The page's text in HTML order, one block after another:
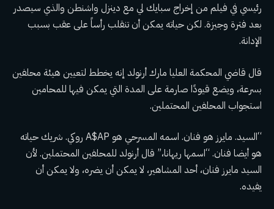
رئيسي في فيلم من إخراج سبايك لي مع دينزل واشنطن والذي سيصدر
بعد فترة وجيزة. لكن حياته يمكن أن تنقلب رأساً على عقب بسبب
الإدانة.
قال قاضي المحكمة العليا مارك أرنولد إنه يخطط لتعيين هيئة محلفين
بسرعة، ويضع قيودًا صارمة على المدة التي يمكن فيها للمحامين
استجواب المحلفين المحتملين.
“السيد. مايرز هو فنان. اسمه المسرحي هو A$AP روكي. شريك حياته
هو أيضا فنان. “اسمها ريهانا،” قال أرنولد للمحلفين المحتملين. لأن
السيد مايرز فنان، أحد المشاهير، لا يمكن أن يضره، ولا يمكن أن
يفيده.